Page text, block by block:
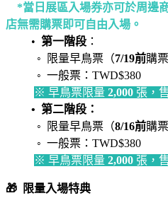
*當日展區入場券亦可於周邊
店無需購票即可自由入場。
• 第一階段 ：
◦ 限量早鳥票（7/19前購
◦ 一般票：TWD$380
※ 早鳥票限量 2,000 張，
• 第二階段：
◦ 限量早鳥票（8/16前購
◦ 一般票：TWD$380
※ 早鳥票限量 2,000 張，
🎁
限量入場特典